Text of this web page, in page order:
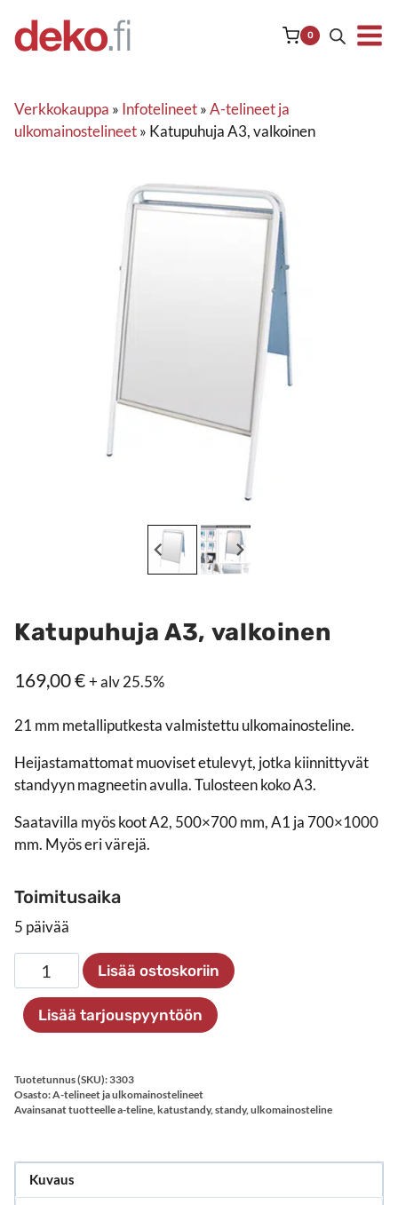
sisältöön
0
Verkkokauppa » Infotelineet»A-telineet ja
ulkomainostelineet» Katupuhuja A3, valkoinen
Katupuhuja A3, valkoinen
169,00€+ alv 25.5%
21 mm metalliputkesta valmistettu ulkomainosteline.
Heijastamattomat muoviset etulevyt, jotka kiinnittyvät
standyyn magneetin avulla. Tulosteen koko A3.
Saatavilla myös koot A2, 500×700 mm, A1 ja 700×1000
mm. Myös eri värejä.
Toimitusaika
5 päivää
Katupuhuja
A3,
valkoinen
määrä
Lisää ostoskoriin
Lisää tarjouspyyntöön
Tuotetunnus (SKU):3303
Osasto:A-telineet ja ulkomainostelineet
Avainsanat tuotteellea-teline katustandy, standy, ulkomainosteline
Kuvaus